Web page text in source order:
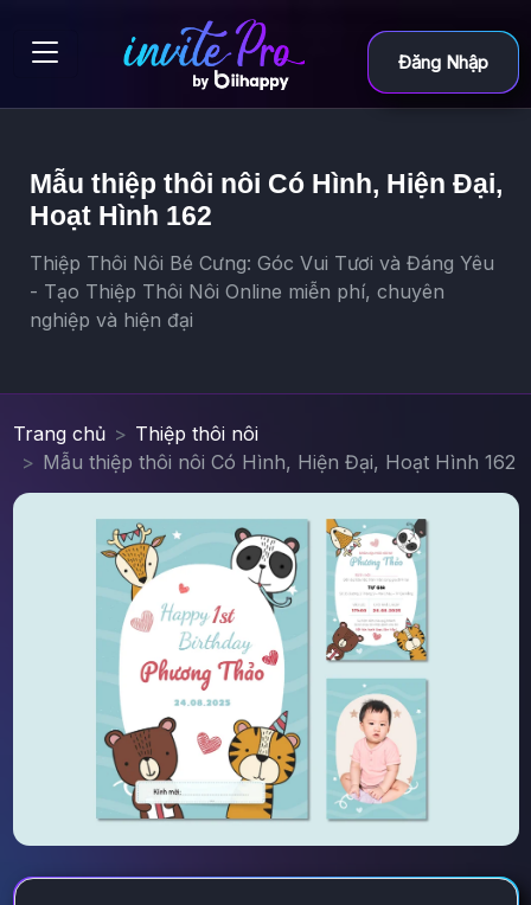
Đăng Nhập
Mẫu thiệp thôi nôi Có Hình, Hiện Đại,
Hoạt Hình 162
Thiệp Thôi Nôi Bé Cưng: Góc Vui Tươi và Đáng Yêu
- Tạo Thiệp Thôi Nôi Online miễn phí, chuyên
nghiệp và hiện đại
Trang chủ
Thiệp thôi nôi
Mẫu thiệp thôi nôi Có Hình, Hiện Đại, Hoạt Hình 162